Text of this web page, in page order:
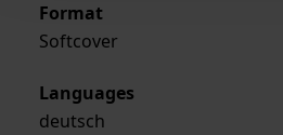
Format
Softcover
Languages
deutsch